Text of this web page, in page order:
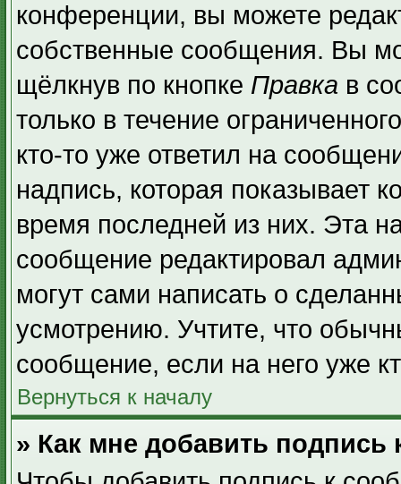
конференции, вы можете
собственные сообщения. Вы
щёлкнув по кнопке Правка в
только в течение
кто-то уже ответил на
надпись, которая показывает
время последней из них. Эта
сообщение редактировал
могут сами написать о
усмотрению. Учтите, что
сообщение, если на него уже
Вернуться к началу
» Как мне добавить